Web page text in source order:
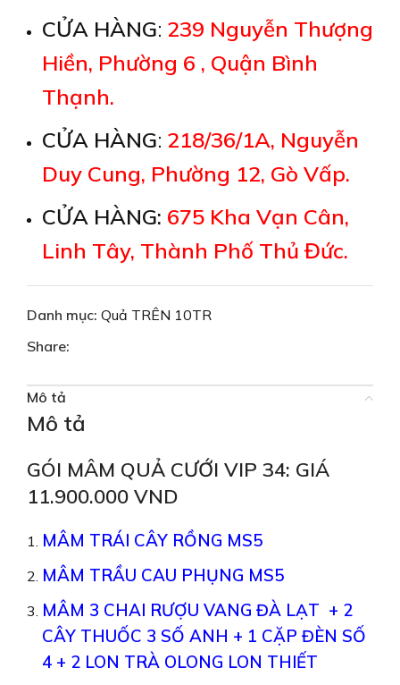
CỬA HÀNG: 239 Nguyễn Thượng
Hiền, Phường 6 , Quận Bình
Thạnh.
CỬA HÀNG: 218/36/1A, Nguyễn
Duy Cung, Phường 12, Gò Vấp.
CỬA HÀNG: 675 Kha Vạn Cân,
Linh Tây, Thành Phố Thủ Đức.
Danh mục: Quả TRÊN 10TR
Share:
Mô tả
Mô tả
GÓI MÂM QUẢ CƯỚI VIP 34: GIÁ
11.900.000 VND
MÂM TRÁI CÂY RỒNG MS5
MÂM TRẦU CAU PHỤNG MS5
MÂM 3 CHAI RƯỢU VANG ĐÀ LẠT + 2
CÂY THUỐC 3 SỐ ANH + 1 CẶP ĐÈN SỐ
4 + 2 LON TRÀ OLONG LON THIẾT